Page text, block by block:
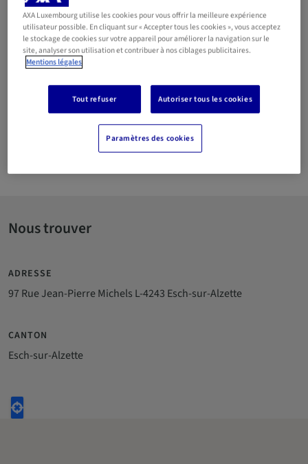
26 57 55 29
691 784 549
Particulier ou professionnel, nous sommes là pour vous
proposer un conseil personnalisé et un service professionnel.
Nous sommes à vos côtés pour vous offrir des solutions sur
mesure en matière d’assurance et vous accompagner dans
toutes vos démarches.
Nous trouver
ADRESSE
97 Rue Jean-Pierre Michels L-4243 Esch-sur-Alzette
CANTON
Esch-sur-Alzette
AXA Luxembourg utilise les cookies pour vous offrir la meilleure expérience
utilisateur possible. En cliquant sur « Accepter tous les cookies », vous acceptez
le stockage de cookies sur votre appareil pour améliorer la navigation sur le
site, analyser son utilisation et contribuer à nos ciblages publicitaires.
Mentions légales
Tout refuser Autoriser tous les cookies
Paramètres des cookies